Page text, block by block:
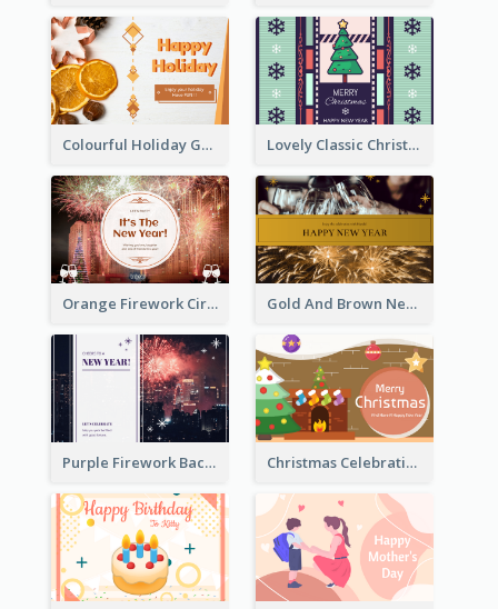
Colourful Holiday Greeting Card In Orange Theme Lovely Classic Christmas Greeting Card Design
Orange Firework Circle New Year Greeting Card Gold And Brown New Year Celebration Greeting Card
Purple Firework Background New Year Greeting Card Christmas Celebration with Illustration Card